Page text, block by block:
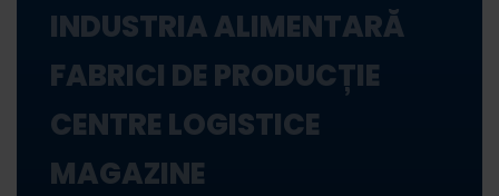
INDUSTRIA ALIMENTARĂ
FABRICI DE PRODUCȚIE
CENTRE LOGISTICE
MAGAZINE